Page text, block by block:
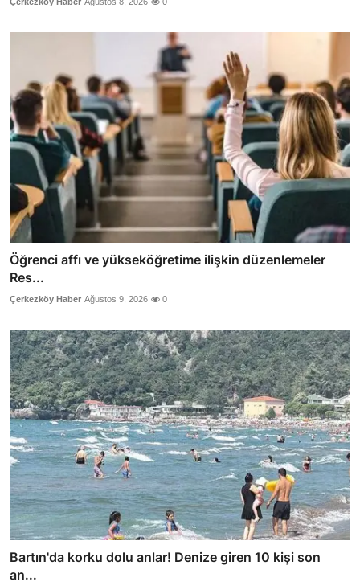
Öğrenci affı ve yükseköğretime ilişkin düzenlemeler
Res...
Çerkezköy Haber Ağustos 9, 2026 0
Bartın'da korku dolu anlar! Denize giren 10 kişi son
an...